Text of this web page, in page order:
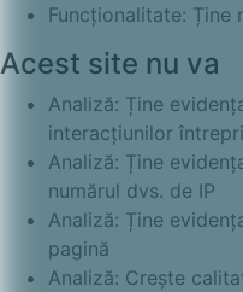
Funcționalitate: Ține
Acest site nu va
Analiză: Ține
interacțiunilor
Analiză: Ține
numărul dvs. de IP
Analiză: Ține
pagină
Analiză: Crește